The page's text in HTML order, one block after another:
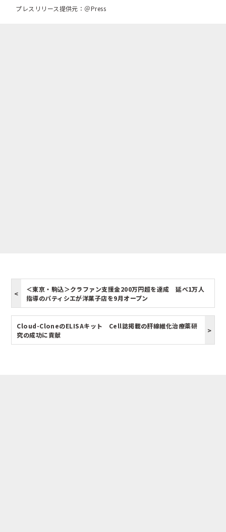
プレスリリース提供元：＠Press
＜東京・駒込＞クラファン支援金200万円超を達成 延べ1万人
指導のパティシエが洋菓子店を9月オープン
Cloud-CloneのELISAキット Cell誌掲載の肝線維化治療薬研
究の成功に貢献